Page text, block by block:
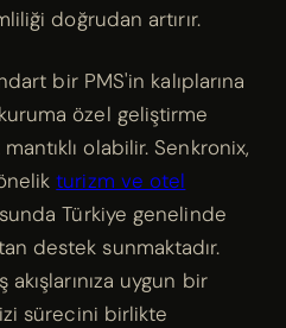
doğrudan artırır.
bir PMS'in kalıplarına
özel geliştirme
olabilir. Senkronix,
turizm ve otel
Türkiye genelinde
destek sunmaktadır.
uygun bir
sürecini birlikte